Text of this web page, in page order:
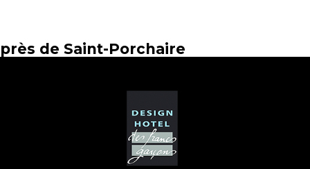
près de Saint-Porchaire